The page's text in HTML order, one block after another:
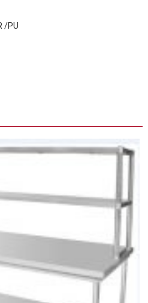
/PU